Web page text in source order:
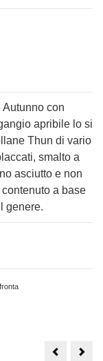
con
apribile lo si
Thun di vario
smalto a
asciutto e non
a base
genere.
Lettera